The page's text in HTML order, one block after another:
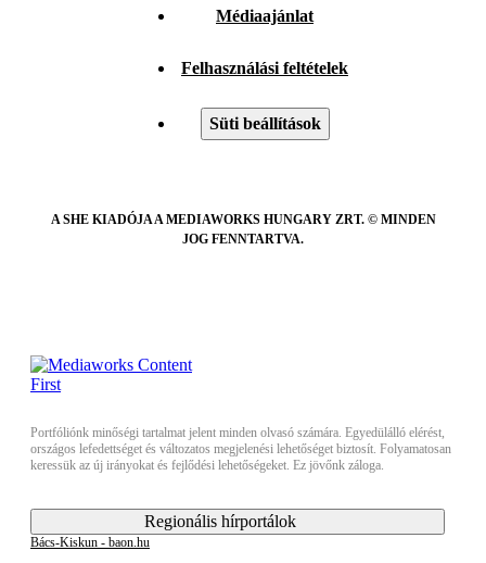
Médiaajánlat
Felhasználási feltételek
Süti beállítások
A SHE KIADÓJA A MEDIAWORKS HUNGARY ZRT. © MINDEN
JOG FENNTARTVA.
Portfóliónk minőségi tartalmat jelent minden olvasó számára. Egyedülálló elérést,
országos lefedettséget és változatos megjelenési lehetőséget biztosít. Folyamatosan
keressük az új irányokat és fejlődési lehetőségeket. Ez jövőnk záloga.
Regionális hírportálok
Bács-Kiskun - baon.hu